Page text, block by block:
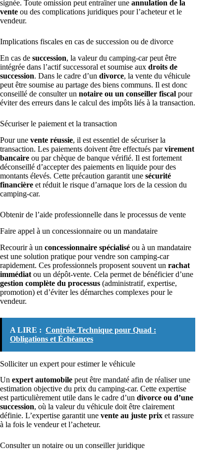
signée. Toute omission peut entraîner une annulation de la
vente ou des complications juridiques pour l’acheteur et le
vendeur.
Implications fiscales en cas de succession ou de divorce
En cas de succession, la valeur du camping-car peut être
intégrée dans l’actif successoral et soumise aux droits de
succession. Dans le cadre d’un divorce, la vente du véhicule
peut être soumise au partage des biens communs. Il est donc
conseillé de consulter un notaire ou un conseiller fiscal pour
éviter des erreurs dans le calcul des impôts liés à la transaction.
Sécuriser le paiement et la transaction
Pour une vente réussie, il est essentiel de sécuriser la
transaction. Les paiements doivent être effectués parvirement
bancaire ou par chèque de banque vérifié. Il est fortement
déconseillé d’accepter des paiements en liquide pour des
montants élevés. Cette précaution garantit une sécurité
financière et réduit le risque d’arnaque lors de la cession du
camping-car.
Obtenir de l’aide professionnelle dans le processus de vente
Faire appel à un concessionnaire ou un mandataire
Recourir à un concessionnaire spécialisé ou à un mandataire
est une solution pratique pour vendre son camping-car
rapidement. Ces professionnels proposent souvent un rachat
immédiat ou un dépôt-vente. Cela permet de bénéficier d’une
gestion complète du processus (administratif, expertise,
promotion) et d’éviter les démarches complexes pour le
vendeur.
A LIRE : Contrôle Technique pour Quad :
Obligations et Échéances
Solliciter un expert pour estimer le véhicule
Un expert automobile peut être mandaté afin de réaliser une
estimation objective du prix du camping-car. Cette expertise
est particulièrement utile dans le cadre d’un divorce ou d’une
succession, où la valeur du véhicule doit être clairement
définie. L’expertise garantit une vente au juste prix et rassure
à la fois le vendeur et l’acheteur.
Consulter un notaire ou un conseiller juridique